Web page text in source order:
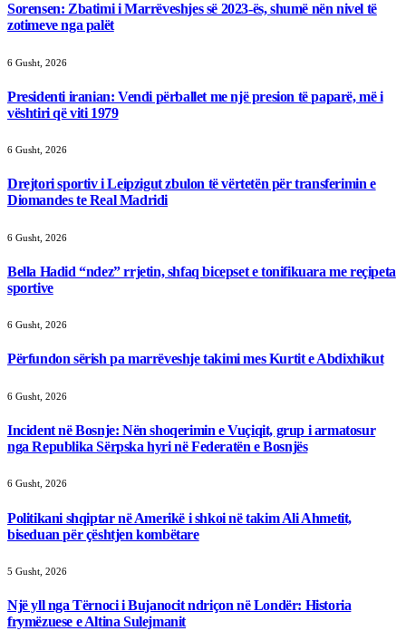
Sorensen: Zbatimi i Marrëveshjes së 2023-ës, shumë nën nivel të
zotimeve nga palët
6 Gusht, 2026
Presidenti iranian: Vendi përballet me një presion të paparë, më i
vështiri që viti 1979
6 Gusht, 2026
Drejtori sportiv i Leipzigut zbulon të vërtetën për transferimin e
Diomandes te Real Madridi
6 Gusht, 2026
Bella Hadid “ndez” rrjetin, shfaq bicepset e tonifikuara me reçipeta
sportive
6 Gusht, 2026
Përfundon sërish pa marrëveshje takimi mes Kurtit e Abdixhikut
6 Gusht, 2026
Incident në Bosnje: Nën shoqerimin e Vuçiqit, grup i armatosur
nga Republika Sërpska hyri në Federatën e Bosnjës
6 Gusht, 2026
Politikani shqiptar në Amerikë i shkoi në takim Ali Ahmetit,
biseduan për çështjen kombëtare
5 Gusht, 2026
Një yll nga Tërnoci i Bujanocit ndriçon në Londër: Historia
frymëzuese e Altina Sulejmanit